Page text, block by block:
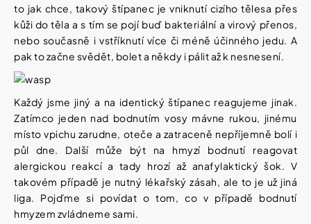
Péče
o
děti
Domácnost
Pro
koho
Vybírejte
podle
potřeby
to jak chce, takový štípanec je vniknutí cizího tělesa přes
kůži do těla a s tím se pojí buď bakteriální a virový přenos,
nebo současně i vstříknutí více či méně účinného jedu. A
pak to začne svědět, bolet a někdy i pálit až k nesnesení.
Každý jsme jiný a na identický štípanec reagujeme jinak.
Zatímco jeden nad bodnutím vosy mávne rukou, jinému
místo vpichu zarudne, oteče a zatraceně nepříjemně bolí i
půl dne. Další může být na hmyzí bodnutí reagovat
alergickou reakcí a tady hrozí až anafylaktický šok. V
takovém případě je nutný lékařský zásah, ale to je už jiná
liga. Pojďme si povídat o tom, co v případě bodnutí
hmyzem zvládneme sami.
D
o
p
o
r
u
č
u
j
e
m
e
NATURPRODUKT
ŠVÉDSKÝ